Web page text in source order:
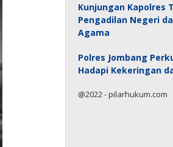
Kunjungan Kapolres
Pengadilan Negeri
Agama
Polres Jombang
Hadapi Kekeringan
@2022 - pilarhukum.com